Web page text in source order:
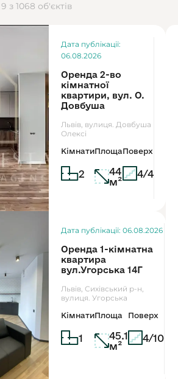
з 1068 об'єктів
Дата публікації:
06.08.2026
Оренда 2-во
кімнатної
квартири, вул. О.
Довбуша
Львів, вулиця. Довбуша
Олексі
Кімнати
2
Площа
44
м²
Поверх
4/4
Дата публікації: 06.08.2026
Оренда 1-кімнатна
квартира
вул.Угорська 14Г
Львів, Сихівський р-н,
вулиця. Угорська
Кімнати
1
Площа
45.1
м²
Поверх
4/10